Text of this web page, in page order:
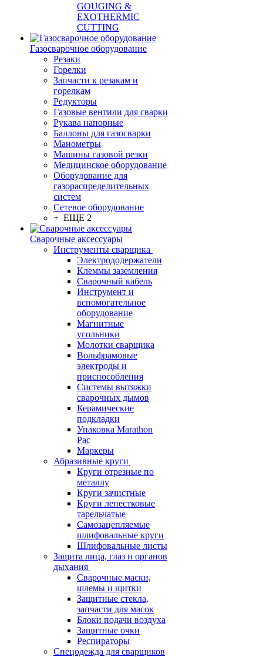
GOUGING &
EXOTHERMIC
CUTTING
Газосварочное оборудование
Резаки
Горелки
Запчасти к резакам и
горелкам
Редукторы
Газовые вентили для сварки
Рукава напорные
Баллоны для газосварки
Манометры
Машины газовой резки
Медицинское оборудование
Оборудование для
газораспределительных
систем
Сетевое оборудование
+ ЕЩЕ 2
Сварочные аксессуары
Инструменты сварщика
Электрододержатели
Клеммы заземления
Сварочный кабель
Инструмент и
вспомогательное
оборудование
Магнитные
угольники
Молотки сварщика
Вольфрамовые
электроды и
приспособления
Системы вытяжки
сварочных дымов
Керамические
подкладки
Упаковка Marathon
Pac
Маркеры
Абразивные круги
Круги отрезные по
металлу
Круги зачистные
Круги лепестковые
тарельчатые
Самозацепляемые
шлифовальные круги
Шлифовальные листы
Защита лица, глаз и органов
дыхания
Сварочные маски,
шлемы и щитки
Защитные стекла,
запчасти для масок
Блоки подачи воздуха
Защитные очки
Респираторы
Спецодежда для сварщиков